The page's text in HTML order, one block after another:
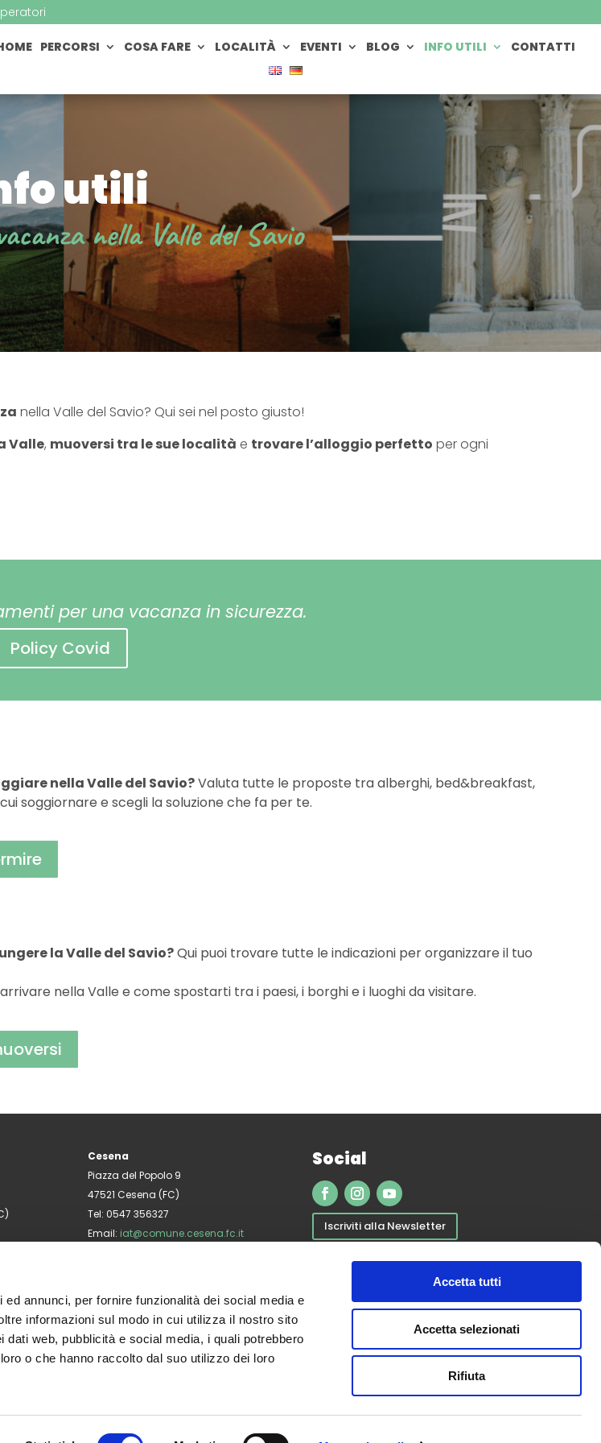
annunci, per fornire funzionalità dei social media e
informazioni sul modo in cui utilizza il nostro sito
web, pubblicità e social media, i quali potrebbero
o che hanno raccolto dal suo utilizzo dei loro
Accetta tutti
Accetta selezionati
Rifiuta
PERCORSI COSA FARE LOCALITÀ EVENTI BLOG INFO UTILI CONTATTI
utili
nella Valle del Savio
nella Valle del Savio? Qui sei nel posto giusto!
Valle, muoversi tra le sue località e trovare l’alloggio perfetto per ogni
per una vacanza in sicurezza.
Policy Covid
nella Valle del Savio?Valuta tutte le proposte tra alberghi, bed&breakfast,
soggiornare e scegli la soluzione che fa per te.
la Valle del Savio?Qui puoi trovare tutte le indicazioni per organizzare il tuo
nella Valle e come spostarti tra i paesi, i borghi e i luoghi da visitare.
Cesena
Piazza del Popolo 9
47521 Cesena (FC)
Tel: 0547 356327
Email: iat@comune.cesena.fc.it
Social
Iscriviti alla Newsletter
Cookie Policy